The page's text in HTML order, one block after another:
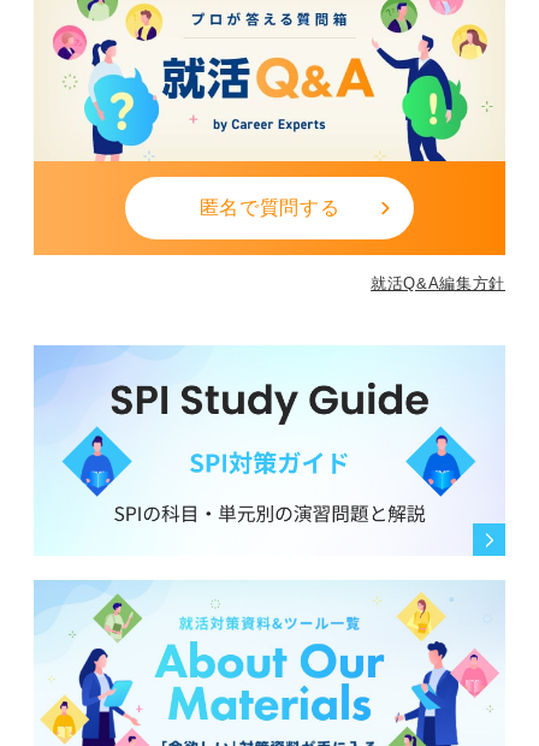
匿名で質問する
就活Q&A編集方針